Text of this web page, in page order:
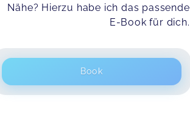
Nähe? Hierzu habe ich das passende
E-Book für dich.
Book